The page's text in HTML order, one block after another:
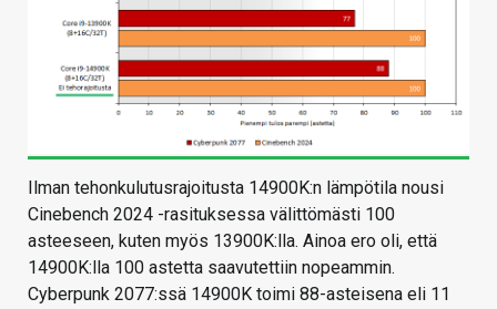
Ilman tehonkulutusrajoitusta 14900K:n lämpötila nousi
Cinebench 2024 -rasituksessa välittömästi 100
asteeseen, kuten myös 13900K:lla. Ainoa ero oli, että
14900K:lla 100 astetta saavutettiin nopeammin.
Cyberpunk 2077:ssä 14900K toimi 88-asteisena eli 11